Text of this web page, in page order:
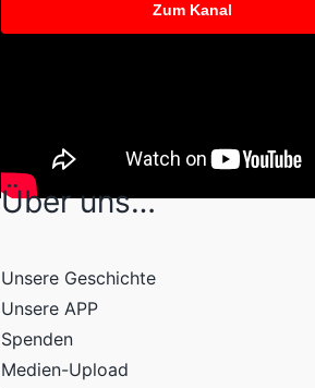
Zum Kanal
Über uns…
Unsere Geschichte
Unsere APP
Spenden
Medien-Upload